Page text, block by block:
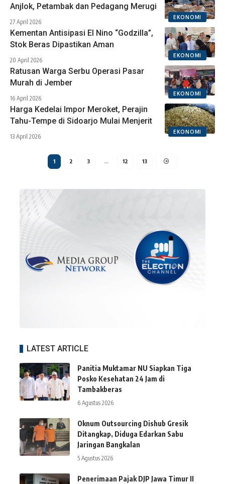
EKONOMI
Anjlok, Petambak dan Pedagang Merugi
27 April 2026
EKONOMI
Kementan Antisipasi El Nino “Godzilla”,
Stok Beras Dipastikan Aman
20 April 2026
EKONOMI
Ratusan Warga Serbu Operasi Pasar
Murah di Jember
16 April 2026
EKONOMI
Harga Kedelai Impor Meroket, Perajin
Tahu-Tempe di Sidoarjo Mulai Menjerit
13 April 2026
1 2 3 … 12 13
LATEST ARTICLE
Panitia Muktamar NU Siapkan Tiga
Posko Kesehatan 24 Jam di
Tambakberas
6 Agustus 2026
Oknum Outsourcing Dishub Gresik
Ditangkap, Diduga Edarkan Sabu
Jaringan Bangkalan
5 Agustus 2026
Penerimaan Pajak DJP Jawa Timur II